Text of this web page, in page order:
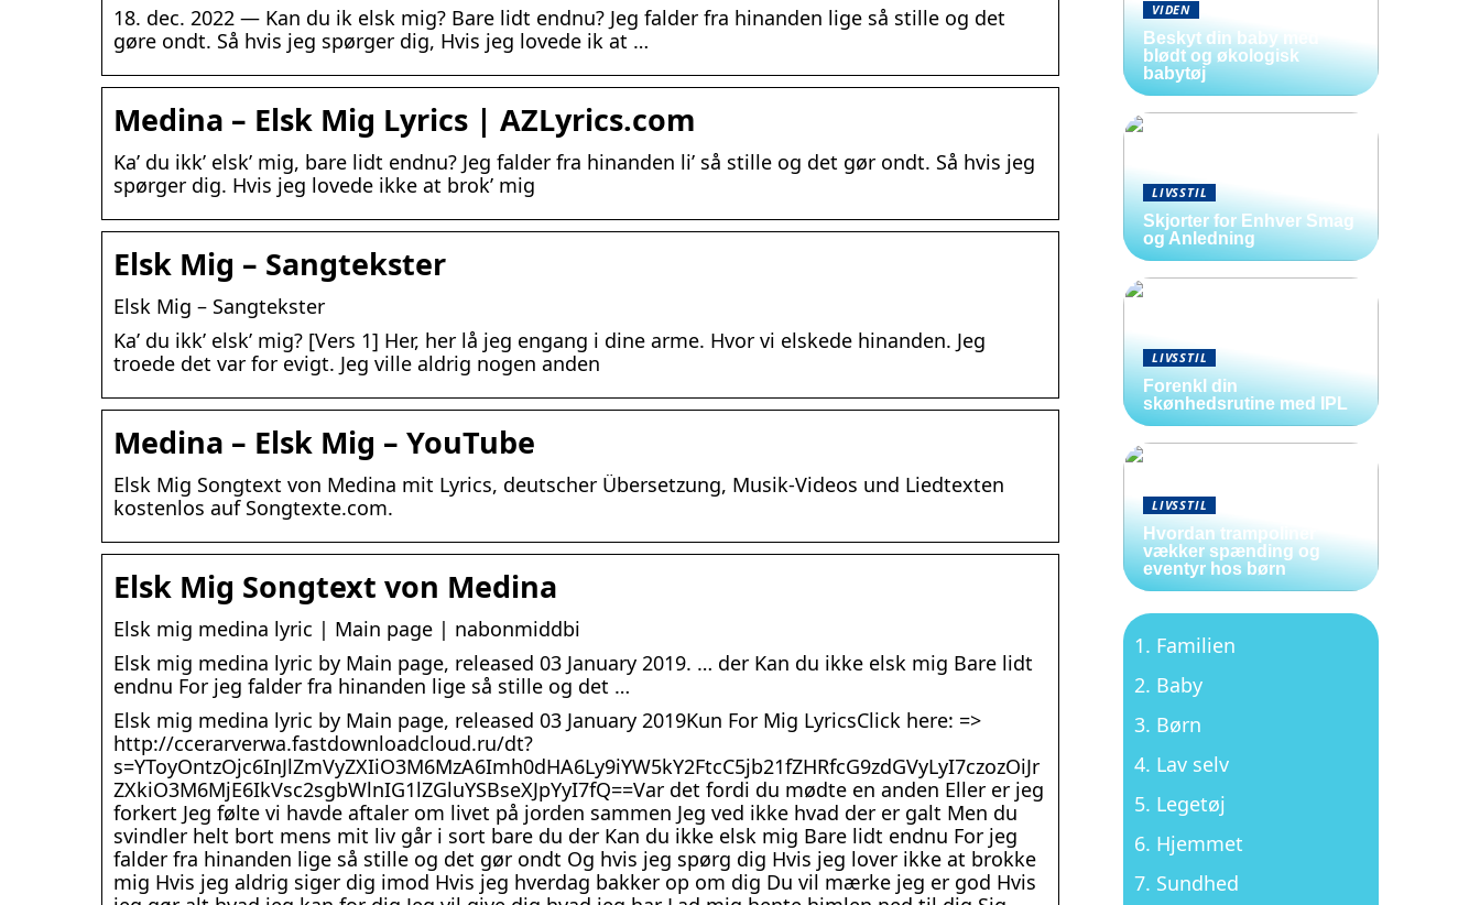
18. dec. 2022 — Kan du ik elsk mig? Bare lidt endnu? Jeg falder fra hinanden lige så stille og det
gøre ondt. Så hvis jeg spørger dig, Hvis jeg lovede ik at …
Medina – Elsk Mig Lyrics | AZLyrics.com
Ka’ du ikk’ elsk’ mig, bare lidt endnu? Jeg falder fra hinanden li’ så stille og det gør ondt. Så hvis jeg
spørger dig. Hvis jeg lovede ikke at brok’ mig
Elsk Mig – Sangtekster
Elsk Mig – Sangtekster
Ka’ du ikk’ elsk’ mig? [Vers 1] Her, her lå jeg engang i dine arme. Hvor vi elskede hinanden. Jeg
troede det var for evigt. Jeg ville aldrig nogen anden
Medina – Elsk Mig – YouTube
Elsk Mig Songtext von Medina mit Lyrics, deutscher Übersetzung, Musik-Videos und Liedtexten
kostenlos auf Songtexte.com.
Elsk Mig Songtext von Medina
Elsk mig medina lyric | Main page | nabonmiddbi
Elsk mig medina lyric by Main page, released 03 January 2019. … der Kan du ikke elsk mig Bare lidt
endnu For jeg falder fra hinanden lige så stille og det …
Elsk mig medina lyric by Main page, released 03 January 2019Kun For Mig LyricsClick here: =>
http://ccerarverwa.fastdownloadcloud.ru/dt?
s=YToyOntzOjc6InJlZmVyZXIiO3M6MzA6Imh0dHA6Ly9iYW5kY2FtcC5jb21fZHRfcG9zdGVyLyI7czozOiJr
ZXkiO3M6MjE6IkVsc2sgbWlnIG1lZGluYSBseXJpYyI7fQ==Var det fordi du mødte en anden Eller er jeg
forkert Jeg følte vi havde aftaler om livet på jorden sammen Jeg ved ikke hvad der er galt Men du
svindler helt bort mens mit liv går i sort bare du der Kan du ikke elsk mig Bare lidt endnu For jeg
falder fra hinanden lige så stille og det gør ondt Og hvis jeg spørg dig Hvis jeg lover ikke at brokke
mig Hvis jeg aldrig siger dig imod Hvis jeg hverdag bakker op om dig Du vil mærke jeg er god Hvis
VIDEN
Beskyt din baby med
blødt og økologisk
babytøj
LIVSSTIL
Skjorter for Enhver Smag
og Anledning
LIVSSTIL
Forenkl din
skønhedsrutine med IPL
LIVSSTIL
Hvordan trampoliner
vækker spænding og
eventyr hos børn
Familien
Baby
Børn
Lav selv
Legetøj
Hjemmet
Sundhed